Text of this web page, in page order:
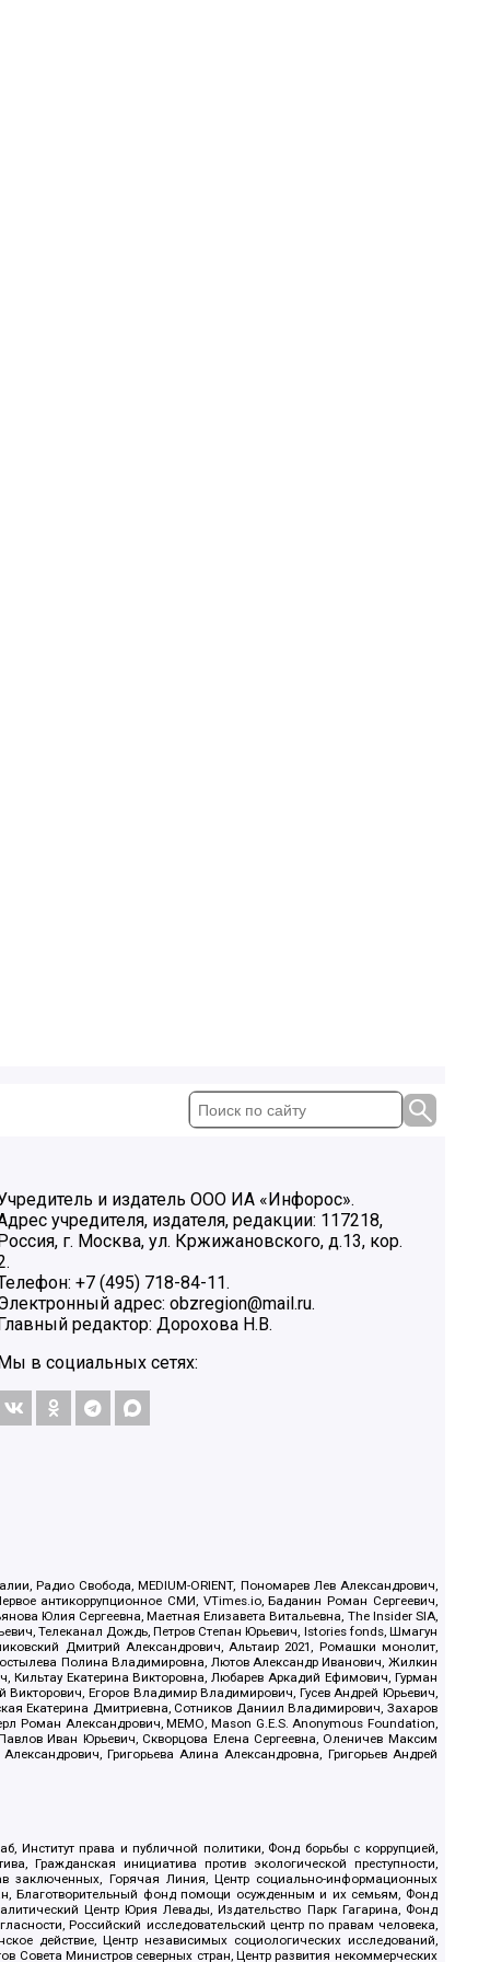
и издатель ООО ИА «Инфорос».
учредителя, издателя, редакции: 117218,
г. Москва, ул. Кржижановского, д.13, кор.
+7 (495) 718-84-11.
адрес: obzregion@mail.ru.
редактор: Дорохова Н.В.
в социальных сетях:
Радио Свобода, MEDIUM-ORIENT, Пономарев Лев Александрович,
антикоррупционное СМИ, VTimes.io, Баданин Роман Сергеевич,
Юлия Сергеевна, Маетная Елизавета Витальевна, The Insider SIA,
Телеканал Дождь, Петров Степан Юрьевич, Istories fonds, Шмагун
Дмитрий Александрович, Альтаир 2021, Ромашки монолит,
Полина Владимировна, Лютов Александр Иванович, Жилкин
Екатерина Викторовна, Любарев Аркадий Ефимович, Гурман
Егоров Владимир Владимирович, Гусев Андрей Юрьевич,
Екатерина Дмитриевна, Сотников Даниил Владимирович, Захаров
Роман Александрович, МЕМО, Mason G.E.S. Anonymous Foundation,
Иван Юрьевич, Скворцова Елена Сергеевна, Оленичев Максим
Григорьева Алина Александровна, Григорьев Андрей
Институт права и публичной политики, Фонд борьбы с коррупцией,
Гражданская инициатива против экологической преступности,
заключенных, Горячая Линия, Центр социально-информационных
Благотворительный фонд помощи осужденным и их семьям, Фонд
Центр Юрия Левады, Издательство Парк Гагарина, Фонд
Российский исследовательский центр по правам человека,
действие, Центр независимых социологических исследований,
Министров северных стран, Центр развития некоммерческих